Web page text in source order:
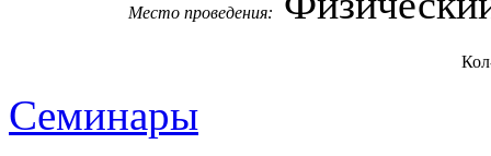
Место проведения:
Семинары